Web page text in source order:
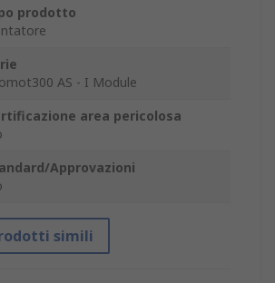
prodotto
AS - I Module
area pericolosa
Approvazioni
simili